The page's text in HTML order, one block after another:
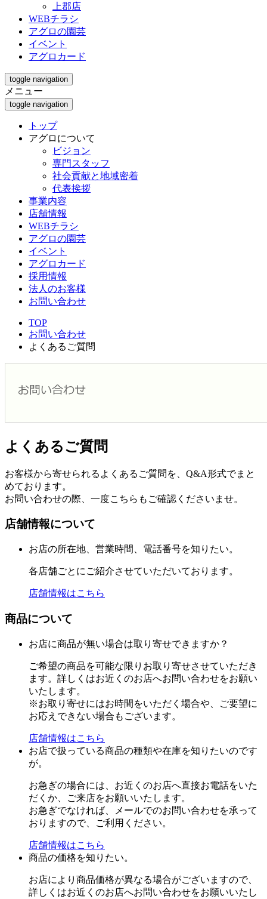
上郡店
WEBチラシ
アグロの園芸
イベント
アグロカード
toggle navigation
メニュー
toggle navigation
トップ
アグロについて
ビジョン
専門スタッフ
社会貢献と地域密着
代表挨拶
事業内容
店舗情報
WEBチラシ
アグロの園芸
イベント
アグロカード
採用情報
法人のお客様
お問い合わせ
TOP
お問い合わせ
よくあるご質問
よくあるご質問
お客様から寄せられるよくあるご質問を、Q&A形式でまと
めております。
お問い合わせの際、一度こちらもご確認くださいませ。
店舗情報について
お店の所在地、営業時間、電話番号を知りたい。
各店舗ごとにご紹介させていただいております。
店舗情報はこちら
商品について
お店に商品が無い場合は取り寄せできますか？
ご希望の商品を可能な限りお取り寄せさせていただき
ます。詳しくはお近くのお店へお問い合わせをお願い
いたします。
※お取り寄せにはお時間をいただく場合や、ご要望に
お応えできない場合もございます。
店舗情報はこちら
お店で扱っている商品の種類や在庫を知りたいのです
が。
お急ぎの場合には、お近くのお店へ直接お電話をいた
だくか、ご来店をお願いいたします。
お急ぎでなければ、メールでのお問い合わせを承って
おりますので、ご利用ください。
店舗情報はこちら
商品の価格を知りたい。
お店により商品価格が異なる場合がございますので、
詳しくはお近くのお店へお問い合わせをお願いいたし